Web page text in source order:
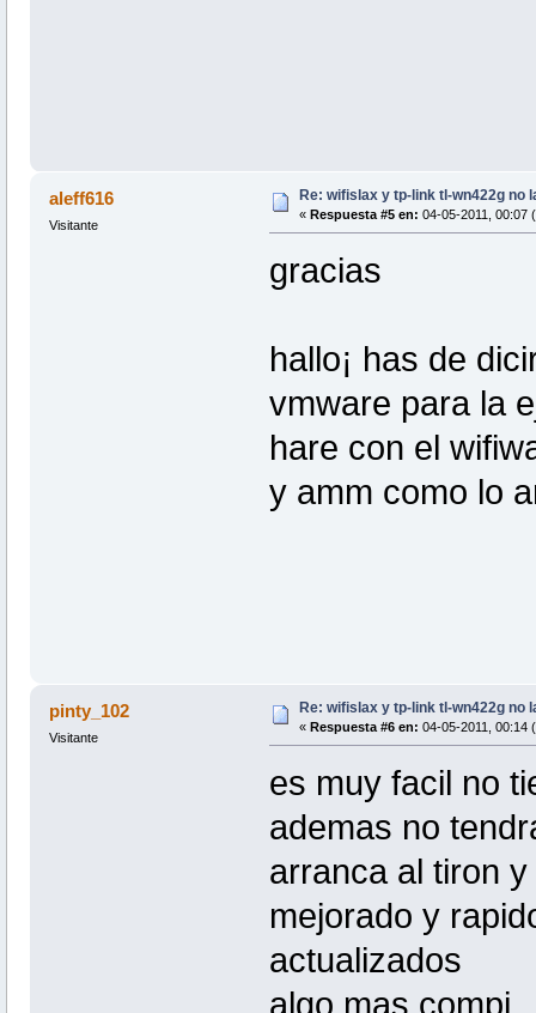
aleff616
Visitante
Re: wifislax y tp-link tl-wn422g no
« Respuesta #5 en: 04-05-2011, 00:07
gracias
hallo¡ has de
vmware para la
hare con el
y amm como lo
pinty_102
Visitante
Re: wifislax y tp-link tl-wn422g no
« Respuesta #6 en: 04-05-2011, 00:14
es muy facil no
ademas no
arranca al tiron
mejorado y
actualizados
algo mas compi